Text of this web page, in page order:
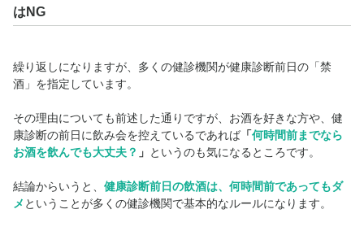
はNG
繰り返しになりますが、多くの健診機関が健康診断前日の「禁
酒」を指定しています。
その理由についても前述した通りですが、お酒を好きな方や、健
康診断の前日に飲み会を控えているであれば 「何時間前までなら
お酒を飲んでも大丈夫？ 」 というのも気になるところです。
結論からいうと、 健康診断前日の飲酒は、何時間前であってもダ
メ ということが多くの健診機関で基本的なルールになります。